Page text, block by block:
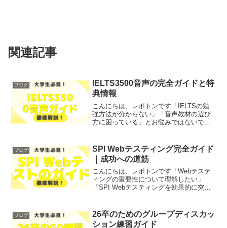
関連記事
ブログ
IELTS3500音声の完全ガイドと特
典情報
こんにちは、レポトンです「IELTSの勉
強方法が分からない」「音声教材の選び
方に困っている」とお悩みではないでし
て、わかりやすく解説します！レポトン
この記事は次...
ブログ
SPI Webテスティング完全ガイド
｜成功への道筋
こんにちは、レポトンです「Webテステ
ィングの重要性について理解したい」
「SPI Webテスティングを効果的に突破
知識と重要性を、わかりやすく解説しま
す！レポトンこの...
ブログ
26卒のためのグループディスカッ
ション練習ガイド